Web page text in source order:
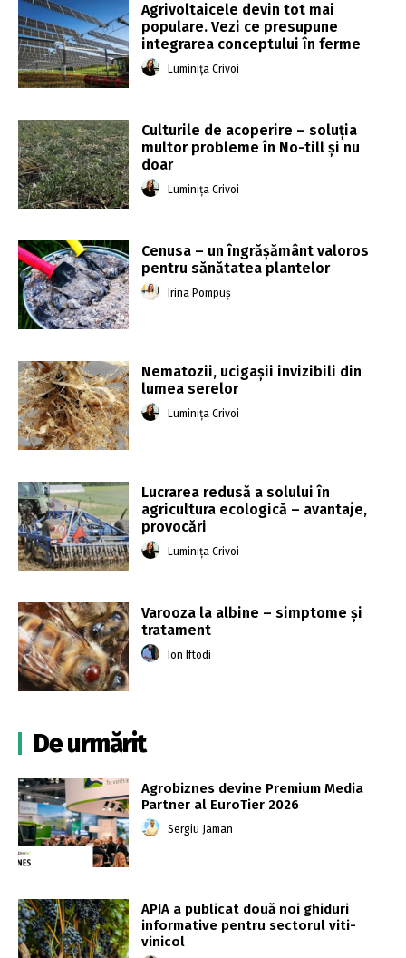
Agrivoltaicele devin tot mai
populare. Vezi ce presupune
integrarea conceptului în ferme
Luminița Crivoi
Culturile de acoperire – soluția
multor probleme în No-till și nu
doar
Luminița Crivoi
Cenusa – un îngrășământ valoros
pentru sănătatea plantelor
Irina Pompuș
Nematozii, ucigașii invizibili din
lumea serelor
Luminița Crivoi
Lucrarea redusă a solului în
agricultura ecologică – avantaje,
provocări
Luminița Crivoi
Varooza la albine – simptome și
tratament
Ion Iftodi
De urmărit
Agrobiznes devine Premium Media
Partner al EuroTier 2026
Sergiu Jaman
APIA a publicat două noi ghiduri
informative pentru sectorul viti-
vinicol